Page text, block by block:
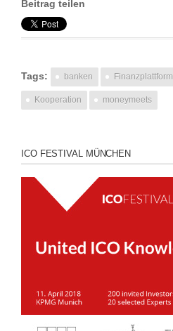
Beitrag teilen
Tags: banken Finanzplattform
Kooperation moneymeets
ICO FESTIVAL MÜNCHEN